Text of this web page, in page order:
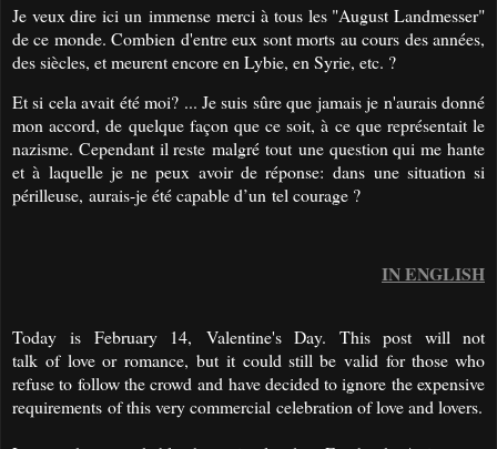
Je veux dire ici un immense merci à tous les "August Landmesser"
de ce monde. Combien d'entre eux sont morts au cours des années,
des siècles, et meurent encore en Lybie, en Syrie, etc. ?
Et si cela avait été moi? ... Je suis sûre que jamais je n'aurais donné
mon accord, de quelque façon que ce soit, à ce que représentait le
nazisme. Cependant il reste malgré tout une question qui me hante
et à laquelle je ne peux avoir de réponse: dans une situation si
périlleuse, aurais-je été capable d’un tel courage ?
IN ENGLISH
Today is February 14, Valentine's Day. This post will not
talk of love or romance,but it could still be valid for those who
refuse to follow the crowd and havedecided to ignore the expensive
requirements of this very commercial celebration of love and lovers.